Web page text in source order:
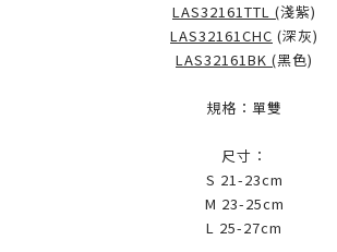
LAS32161TTL (淺紫)
LAS32161CHC (深灰)
LAS32161BK (黑色)
規格：單雙
尺寸：
S 21-23cm
M 23-25cm
L 25-27cm